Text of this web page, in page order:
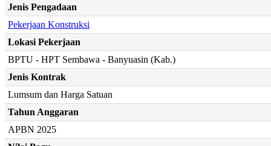
Jenis Pengadaan
Pekerjaan Konstruksi
Lokasi Pekerjaan
BPTU - HPT Sembawa - Banyuasin (Kab.)
Jenis Kontrak
Lumsum dan Harga Satuan
Tahun Anggaran
APBN 2025